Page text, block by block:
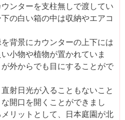
ンターを支柱無しで渡してい
の白い箱の中は収納やエアコ
背景にカウンターの上下には
小物や植物が置かれていま
外からでも目にすることがで
射日光が入ることもないこと
開口を開くことができまし
リットとして、日本庭園が北